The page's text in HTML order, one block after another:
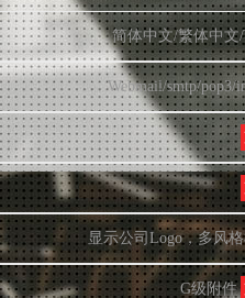
简体中文/繁体中文
Webmail/smtp/pop3/
显示公司Logo，多风
G级附件